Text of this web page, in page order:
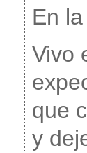
En
Vivo
que
y